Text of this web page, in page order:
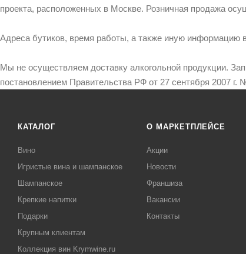
проекта, расположенных в Москве. Розничная продажа
Адреса бутиков, время работы, а также иную информацию
Мы не осуществляем доставку алкогольной продукции.
постановлением Правительства РФ от 27 сентября 2007 г.
КАТАЛОГ
Вино
Игристые вина и шампанское
Шампанское
Крепкие напитки
Подарки
Крупным клиентам
Коллекция вин Krymwine.ru
О МАРКЕТПЛЕЙСЕ
Акции
Новости
Франшиза
Вакансии
Контакты